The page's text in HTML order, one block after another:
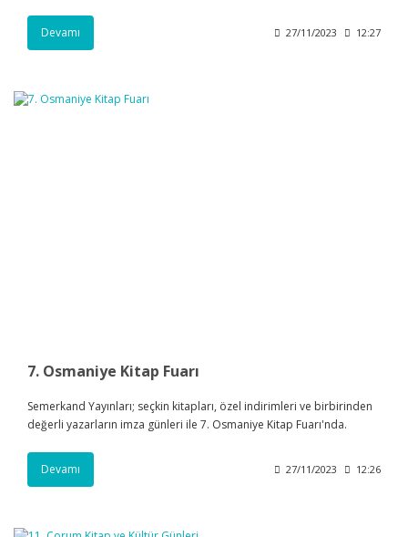
Devamı 27/11/2023 12:27
7. Osmaniye Kitap Fuarı
Semerkand Yayınları; seçkin kitapları, özel indirimleri ve birbirinden
değerli yazarların imza günleri ile 7. Osmaniye Kitap Fuarı'nda.
Devamı 27/11/2023 12:26